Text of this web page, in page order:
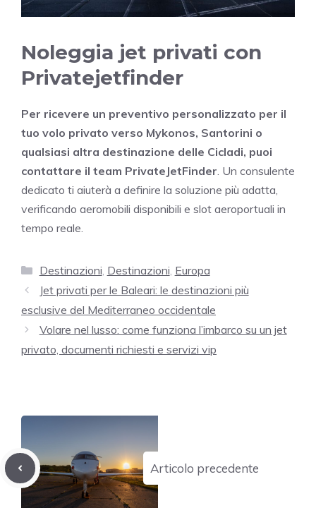
Noleggia jet privati con
Privatejetfinder
Per ricevere un preventivo personalizzato per il
tuo volo privato verso Mykonos, Santorini o
qualsiasi altra destinazione delle Cicladi, puoi
contattare il team PrivateJetFinder . Un consulente
dedicato ti aiuterà a definire la soluzione più adatta,
verificando aeromobili disponibili e slot aeroportuali in
tempo reale.
Categorie
Destinazioni Destinazioni Europa
Jet privati per le Baleari: le destinazioni più
esclusive del Mediterraneo occidentale
Volare nel lusso: come funziona l’imbarco su un jet
privato, documenti richiesti e servizi vip
Articolo precedente